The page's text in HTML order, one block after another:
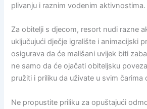
plivanju i raznim vodenim aktivnostima.
Za obitelji s djecom, resort nudi razne
uključujući dječje igralište i animacijski
osigurava da će mališani uvijek biti
ne samo da će ojačati obiteljsku
pružiti i priliku da uživate u svim čarima
Ne propustite priliku za opuštajući